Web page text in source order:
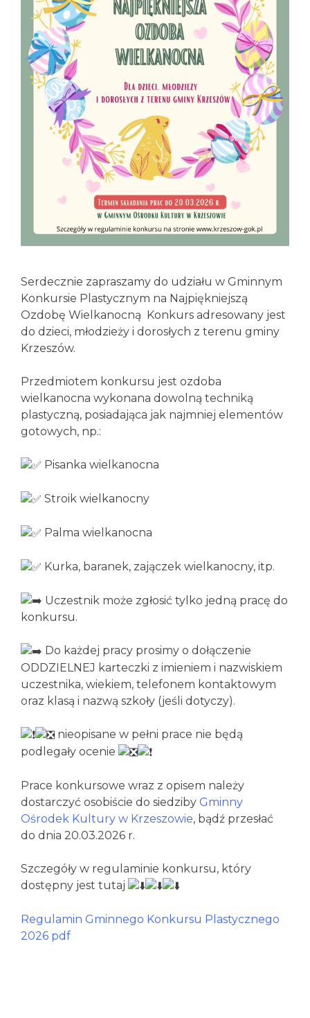
Serdecznie zapraszamy do udziału w Gminnym
Konkursie Plastycznym na Najpiękniejszą
Ozdobę Wielkanocną
Konkurs adresowany jest
do dzieci, młodzieży i dorosłych z terenu gminy
Krzeszów.
Przedmiotem konkursu jest ozdoba
wielkanocna wykonana dowolną techniką
plastyczną, posiadająca jak najmniej elementów
gotowych, np.:
Pisanka wielkanocna
Stroik wielkanocny
Palma wielkanocna
Kurka, baranek, zajączek wielkanocny, itp.
Uczestnik może zgłosić tylko jedną pracę do
konkursu.
Do każdej pracy prosimy o dołączenie
ODDZIELNEJ karteczki z imieniem i nazwiskiem
uczestnika, wiekiem, telefonem kontaktowym
oraz klasą i nazwą szkoły (jeśli dotyczy).
nieopisane w pełni prace nie będą
podlegały ocenie
Prace konkursowe wraz z opisem należy
dostarczyć osobiście do siedziby Gminny
Ośrodek Kultury w Krzeszowie, bądź przesłać
do dnia 20.03.2026 r.
Szczegóły w regulaminie konkursu, który
dostępny jest tutaj
Regulamin Gminnego Konkursu Plastycznego
2026 pdf